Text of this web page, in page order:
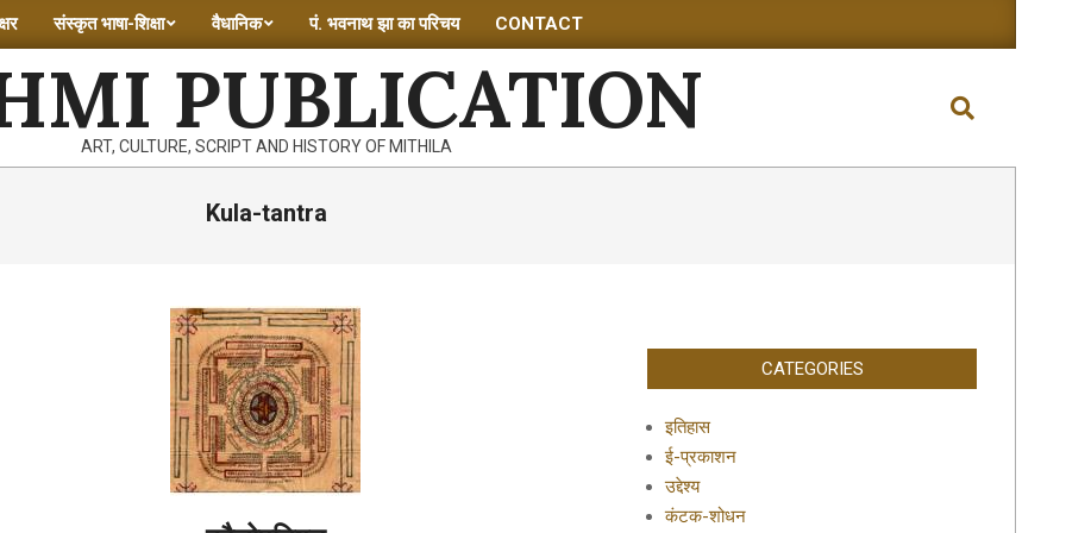
संस्कृत भाषा-शिक्षा वैधानिक पं. भवनाथ झा का परिचय CONTACT
PUBLICATION
ART, CULTURE, SCRIPT AND HISTORY OF MITHILA
Search
Kula-tantra
CATEGORIES
इतिहास
ई-प्रकाशन
उद्देश्य
कंटक-शोधन